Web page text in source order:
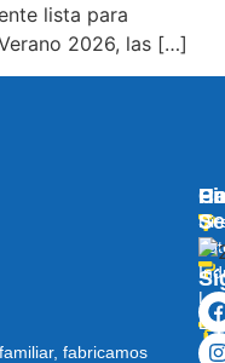
lista para
2026, las […]
fabricamos
Los
Av